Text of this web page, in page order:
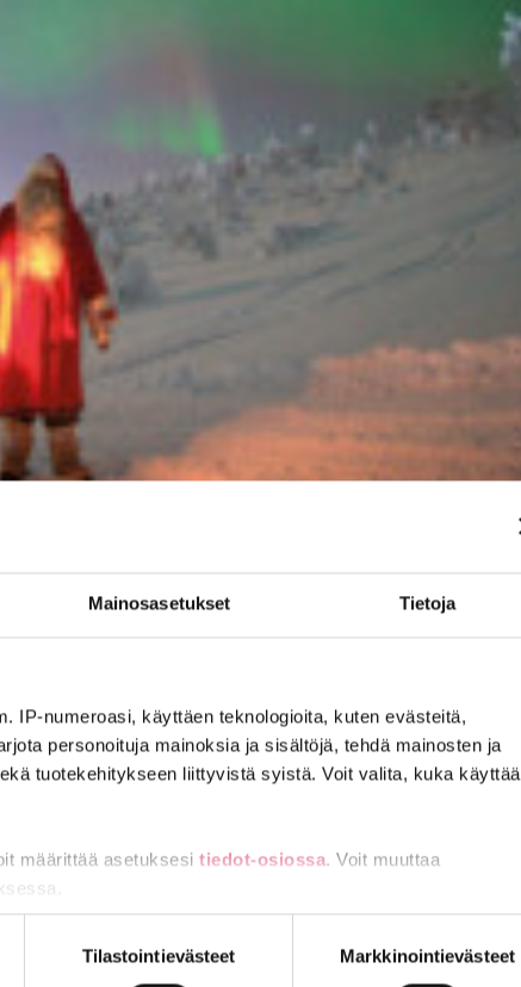
Mainosasetukset Tietoja
IP-numeroasi, käyttäen teknologioita, kuten evästeitä,
personoituja mainoksia ja sisältöjä, tehdä mainosten ja
tuotekehitykseen liittyvistä syistä. Voit valita, kuka käyttää
määrittää asetuksesi tiedot-osiossa. Voit muuttaa
ja osaa käytetään tilastointi- tai
Tilastointievästeet Markkinointievästeet